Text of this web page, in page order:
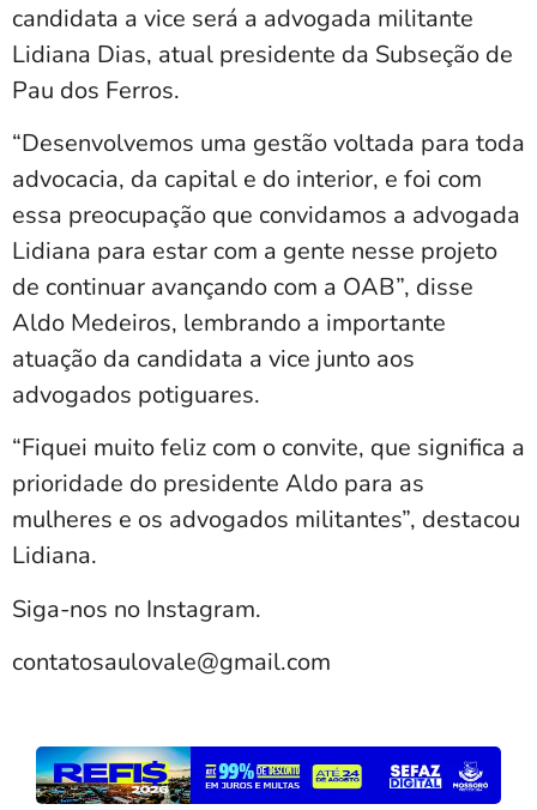
candidata a vice será a advogada militante
Lidiana Dias, atual presidente da Subseção de
Pau dos Ferros.
“Desenvolvemos uma gestão voltada para toda
advocacia, da capital e do interior, e foi com
essa preocupação que convidamos a advogada
Lidiana para estar com a gente nesse projeto
de continuar avançando com a OAB”, disse
Aldo Medeiros, lembrando a importante
atuação da candidata a vice junto aos
advogados potiguares.
“Fiquei muito feliz com o convite, que significa a
prioridade do presidente Aldo para as
mulheres e os advogados militantes”, destacou
Lidiana.
Siga-nos no Instagram.
contatosaulovale@gmail.com